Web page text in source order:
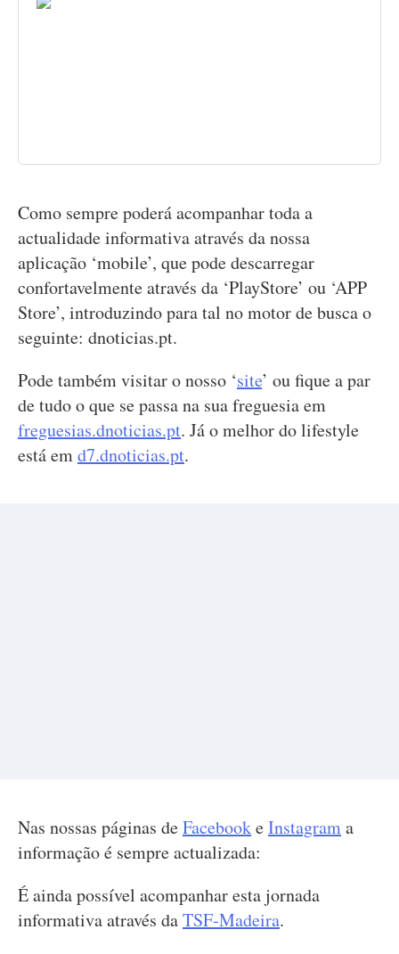
Como sempre poderá acompanhar toda a
actualidade informativa através da nossa
aplicação ‘mobile’, que pode descarregar
confortavelmente através da ‘PlayStore’ ou ‘APP
Store’, introduzindo para tal no motor de busca o
seguinte: dnoticias.pt.
Pode também visitar o nosso ‘site’ ou fique a par
de tudo o que se passa na sua freguesia em
freguesias.dnoticias.pt. Já o melhor do lifestyle
está emd7.dnoticias.pt.
Nas nossas páginas deFacebookeInstagrama
informação é sempre actualizada:
É ainda possível acompanhar esta jornada
informativa através daTSF-Madeira.